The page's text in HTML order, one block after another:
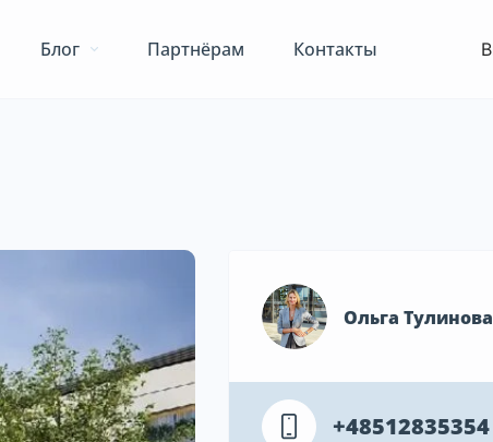
Блог Партнёрам Контакты
Ольга Тулинова
+48512835354